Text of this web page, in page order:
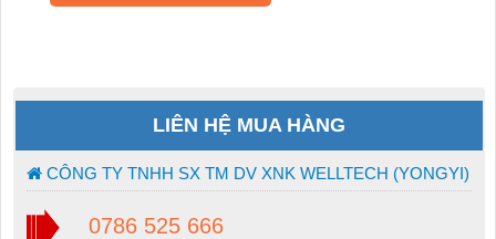
LIÊN HỆ MUA HÀNG
CÔNG TY TNHH SX TM DV XNK WELLTECH (YONGYI)
0786 525 666